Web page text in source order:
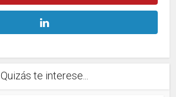
Quizás te interese...